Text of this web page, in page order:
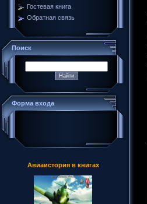
Гостевая книга
Обратная связь
Поиск
Форма входа
Авиаистория в книгах